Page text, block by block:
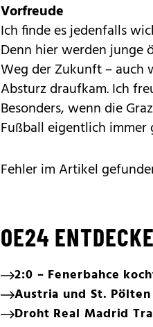
Vorfreude
Ich finde es jedenfalls
Denn hier werden junge
Weg der Zukunft – auch
Absturz draufkam. Ich
Besonders, wenn die
Fußball eigentlich immer
Fehler im Artikel
OE24
2:0 – Fenerbahce
Austria und St.
Droht Real Madrid